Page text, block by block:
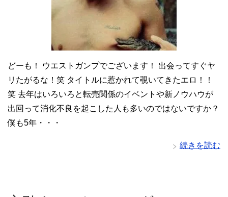
どーも！ ウエストガンプでございます！ 出会ってすぐヤ
リたがるな！笑 タイトルに惹かれて覗いてきたエロ！！
笑 去年はいろいろと転売関係のイベントや新ノウハウが
出回って消化不良を起こした人も多いのではないですか？
僕も5年・・・
続きを読む